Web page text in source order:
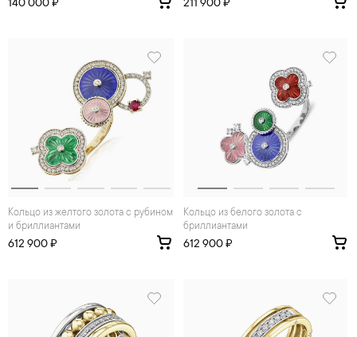
140 000 ₽ 211 900 ₽
Кольцо из желтого золота с рубином
и бриллиантами
612 900 ₽
Кольцо из белого золота с
бриллиантами
612 900 ₽